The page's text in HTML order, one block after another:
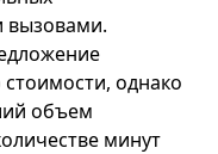
вызовами.
однако
объем
минут